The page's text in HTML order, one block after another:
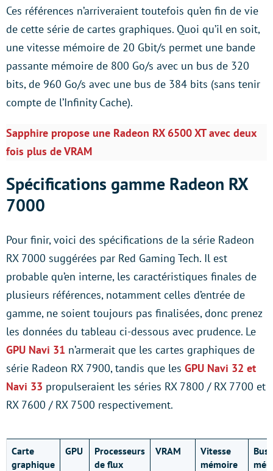
Ces références n’arriveraient toutefois qu’en fin de vie
de cette série de cartes graphiques. Quoi qu’il en soit,
une vitesse mémoire de 20 Gbit/s permet une bande
passante mémoire de 800 Go/s avec un bus de 320
bits, de 960 Go/s avec une bus de 384 bits (sans tenir
compte de l’Infinity Cache).
Sapphire propose une Radeon RX 6500 XT avec deux
fois plus de VRAM
Spécifications gamme Radeon RX
7000
Pour finir, voici des spécifications de la série Radeon
RX 7000 suggérées par Red Gaming Tech. Il est
probable qu’en interne, les caractéristiques finales de
plusieurs références, notamment celles d’entrée de
gamme, ne soient toujours pas finalisées, donc prenez
les données du tableau ci-dessous avec prudence. Le
GPU Navi 31 n’armerait que les cartes graphiques de
série Radeon RX 7900, tandis que les GPU Navi 32 et
Navi 33 propulseraient les séries RX 7800 / RX 7700 et
RX 7600 / RX 7500 respectivement.
Carte
graphique
GPU
Processeurs
de flux
VRAM
Vitesse
mémoire
Bus